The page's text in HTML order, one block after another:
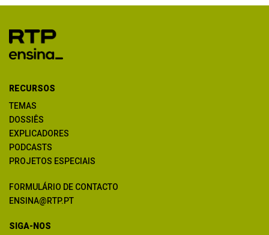
RECURSOS
TEMAS
DOSSIÊS
EXPLICADORES
PODCASTS
PROJETOS ESPECIAIS
FORMULÁRIO DE CONTACTO
ENSINA@RTP.PT
SIGA-NOS